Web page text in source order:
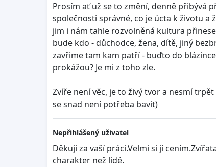
Prosím ať už se to změní, denně přibývá
společnosti správné, co je úcta k životu a
jim i nám tahle rozvolněná kultura
bude kdo - důchodce, žena, dítě, jiný
zavřime tam kam patří - buďto do
prokážou? Je mi z toho zle.
Zvíře není věc, je to živý tvor a nesmí
se snad není potřeba bavit)
Nepřihlášený uživatel
Děkuji za vaší práci.Velmi si jí
charakter než lidé.